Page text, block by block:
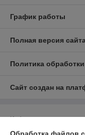
График работы
Полная версия
Политика
Сайт создан на
Информация для